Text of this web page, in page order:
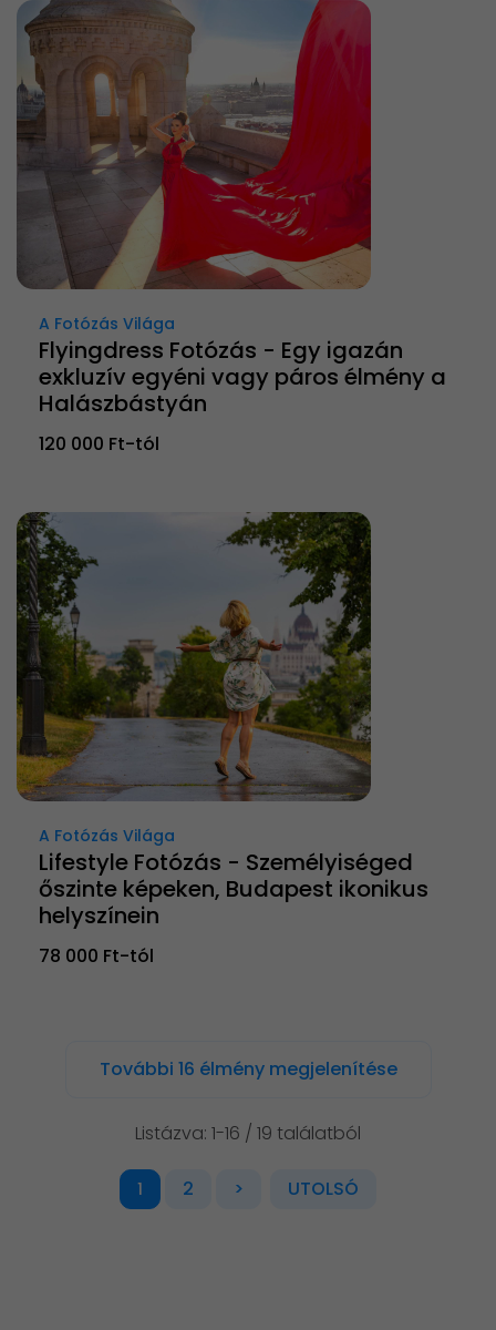
A Fotózás Világa
Flyingdress Fotózás - Egy igazán
exkluzív egyéni vagy páros élmény a
Halászbástyán
120 000 Ft-tól
A Fotózás Világa
Lifestyle Fotózás - Személyiséged
őszinte képeken, Budapest ikonikus
helyszínein
78 000 Ft-tól
További 16 élmény megjelenítése
Listázva: 1-16 / 19 találatból
1 2 > UTOLSÓ